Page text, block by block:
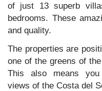
of just 13 superb
bedrooms. These
and quality.
The properties are
one of the greens of
This also means you
views of the Costa del